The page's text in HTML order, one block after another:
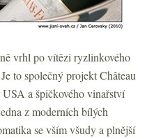
vrhl po vítězi ryzlinkového
to společný projekt Château
a špičkového vinařství
z moderních bílých
se vším všudy a plnější